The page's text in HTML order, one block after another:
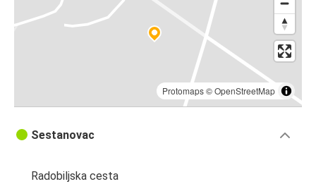
Protomaps©OpenStreetMap
Sestanovac
Radobiljska cesta